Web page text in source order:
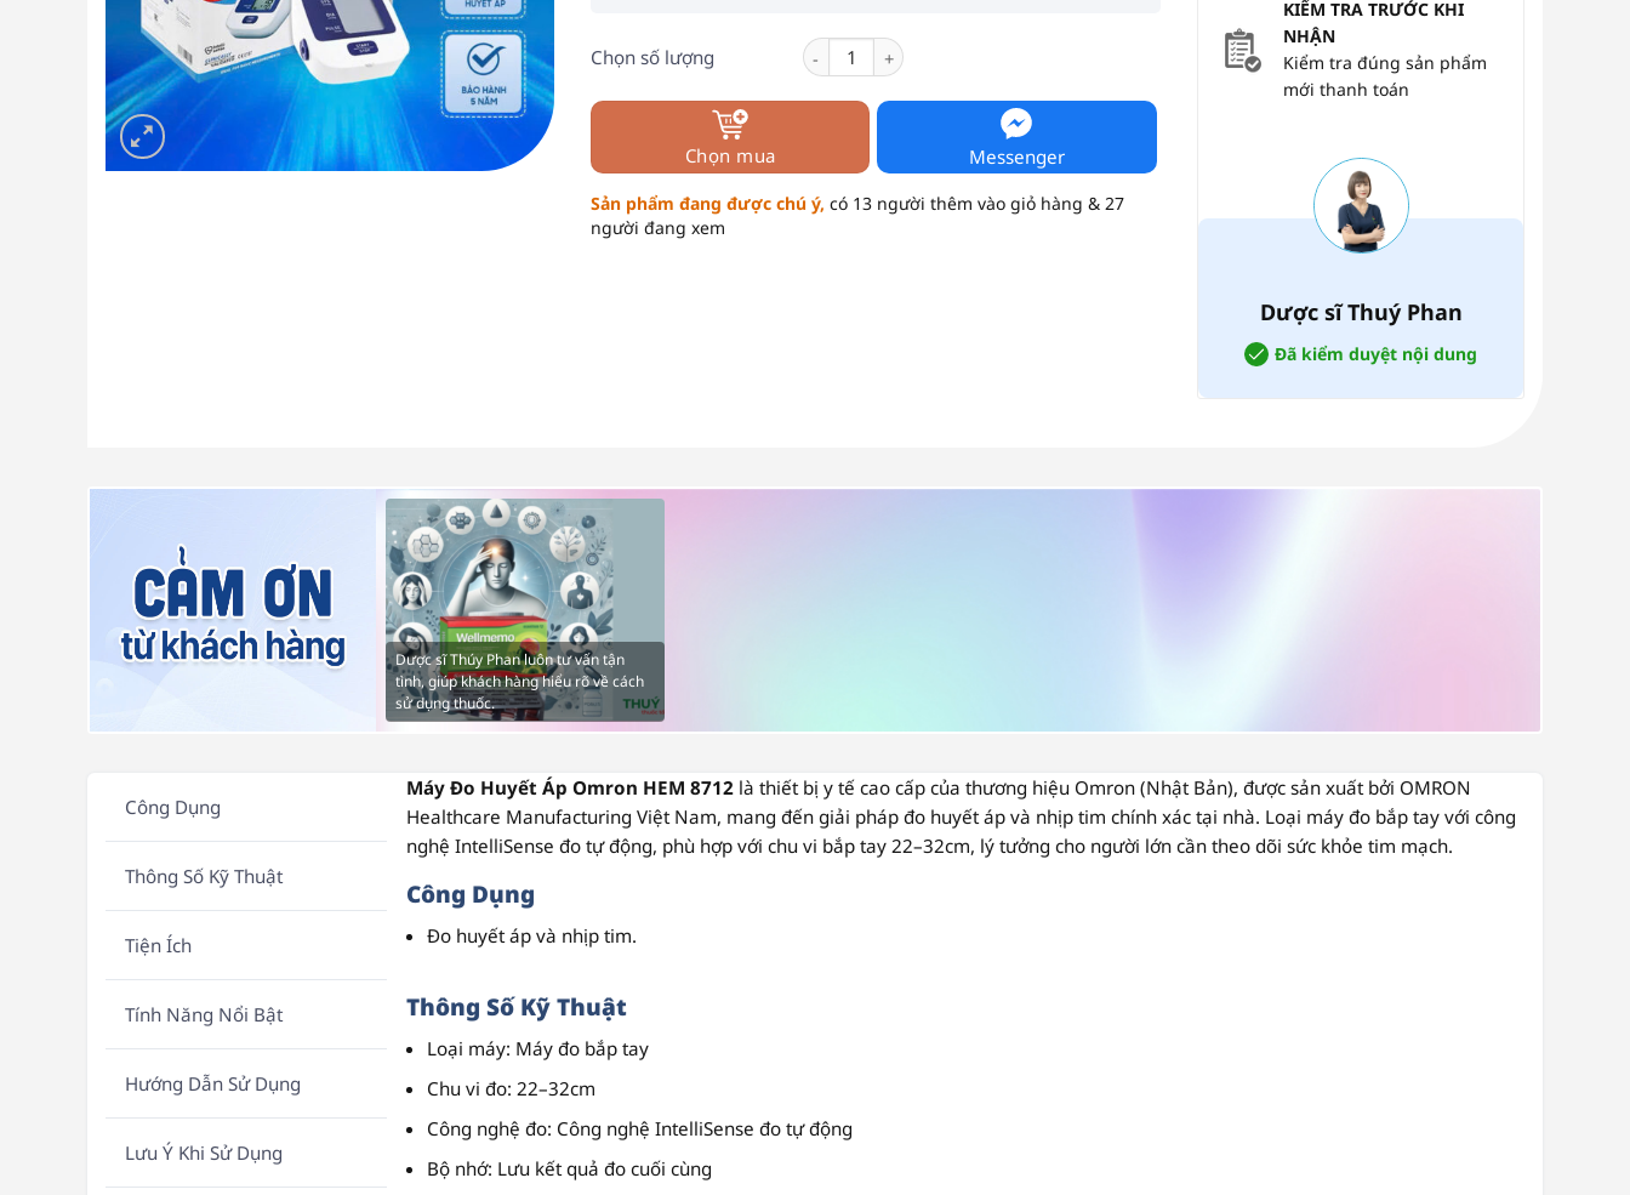
Chọn số lượng Máy Đo Huyết Áp Omron HEM 8712 – Đo Huyết Áp và Nhịp Tim Tự Động – 1 Cái số lượng
Chọn mua Messenger
Sản phẩm đang được chú ý, có 13 người thêm vào giỏ hàng & 27
người đang xem
KIỂM TRA TRƯỚC KHI
NHẬN
Kiểm tra đúng sản phẩm
mới thanh toán
Dược sĩ Thuý Phan
Đã kiểm duyệt nội dung
Dược sĩ Thúy Phan luôn tư vấn tận
tình, giúp khách hàng hiểu rõ về cách
sử dụng thuốc.
Công Dụng
Thông Số Kỹ Thuật
Tiện Ích
Tính Năng Nổi Bật
Hướng Dẫn Sử Dụng
Lưu Ý Khi Sử Dụng
Máy Đo Huyết Áp Omron HEM 8712 là thiết bị y tế cao cấp của thương hiệu Omron (Nhật Bản), được sản xuất bởi OMRON
Healthcare Manufacturing Việt Nam, mang đến giải pháp đo huyết áp và nhịp tim chính xác tại nhà. Loại máy đo bắp tay với công
nghệ IntelliSense đo tự động, phù hợp với chu vi bắp tay 22–32cm, lý tưởng cho người lớn cần theo dõi sức khỏe tim mạch.
Công Dụng
Đo huyết áp và nhịp tim.
Thông Số Kỹ Thuật
Loại máy: Máy đo bắp tay
Chu vi đo: 22–32cm
Công nghệ đo: Công nghệ IntelliSense đo tự động
Bộ nhớ: Lưu kết quả đo cuối cùng